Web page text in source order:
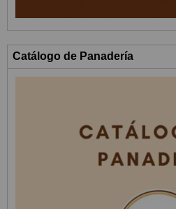
Catálogo de Panadería